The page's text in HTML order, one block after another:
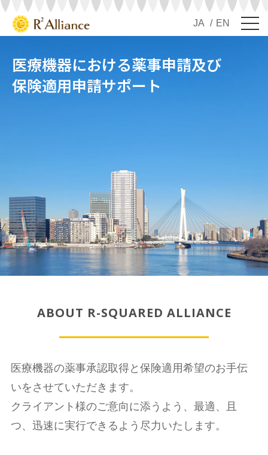
EN
JA
医療機器における薬事申請及び
保険適用申請サポート
ABOUT R-SQUARED ALLIANCE
医療機器の薬事承認取得と保険適用希望のお手伝
いをさせていただきます。
クライアント様のご意向に添うよう、最適、且
つ、迅速に実行できるよう尽力いたします。